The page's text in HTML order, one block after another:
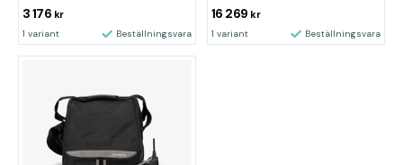
3 176 kr
1 variant Beställningsvara
16 269 kr
1 variant Beställningsvara